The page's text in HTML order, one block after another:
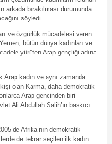
arkada bırakılması durumunda
söyledi.
ve özgürlük mücadelesi veren
bütün dünya kadınları ve
yürüten Arap gençliği adına
Arap kadın ve aynı zamanda
olan Karma, daha demokratik
Arap gencinden biri
Ali Abdullah Salih’ın baskıcı
Afrika’nın demokratik
de tekrar seçilen ilk kadın